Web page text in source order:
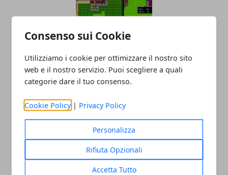
Consenso sui Cookie
Utilizziamo i cookie per ottimizzare il nostro sito
web e il nostro servizio. Puoi scegliere a quali
categorie dare il tuo consenso.
Cookie Policy | Privacy Policy
Personalizza
Rifiuta Opzionali
Accetta Tutto
Nintendo Switch: la nuova macchina da
retrogames?
18/09/2019